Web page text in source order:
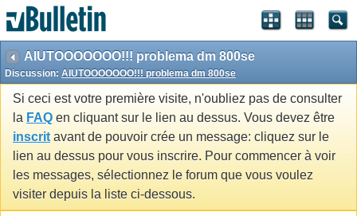
AIUTOOOOOOO!!! problema dm 800se
Discussion: AIUTOOOOOOO!!! problema dm 800se
Si ceci est votre première visite, n'oubliez pas de consulter
la FAQ en cliquant sur le lien au dessus. Vous devez être
inscrit avant de pouvoir crée un message: cliquez sur le
lien au dessus pour vous inscrire. Pour commencer à voir
les messages, sélectionnez le forum que vous voulez
visiter depuis la liste ci-dessous.